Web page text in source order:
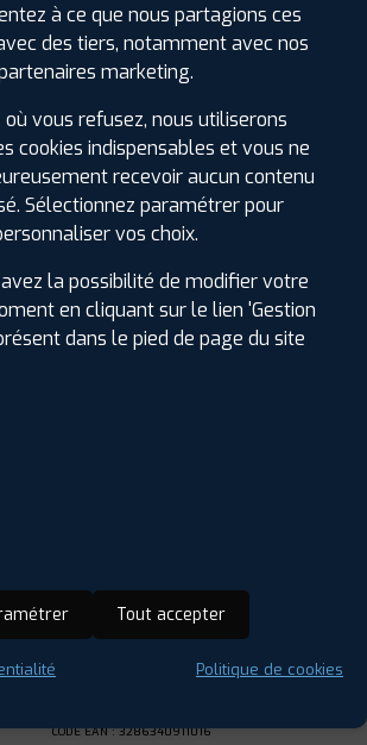
ⓘ E C B 73
135.90
FAIRE INSTALLER CE
PNEU
HANKOOK
WINTER I*CEPT EVO2 SUV
CODE EAN : 8808563429205
Hiver
FAIRE INSTALLER CE
BRIDGESTONE
CODE EAN : 3286340911016
à ce que nous partagions ces
des tiers, notamment avec nos
marketing.
où vous refusez, nous utiliserons
cookies indispensables et vous ne
recevoir aucun contenu
Sélectionnez paramétrer pour
vos choix.
la possibilité de modifier votre
en cliquant sur le lien 'Gestion
dans le pied de page du site
Tout accepter
Politique de cookies